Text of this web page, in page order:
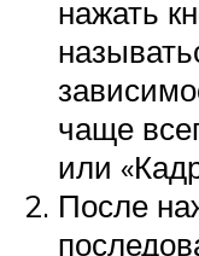
нажать
чаще
или
После